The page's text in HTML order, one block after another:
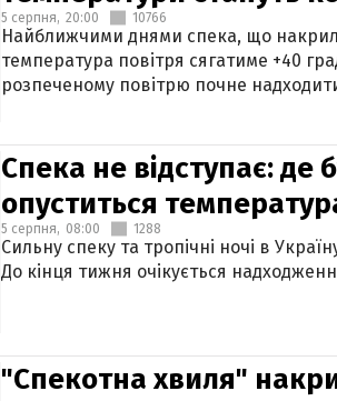
5 серпня, 20:00 10766
Найближчими днями спека, що
температура повітря сягатиме +40
розпеченому повітрю почне
Спека не відступає: де
опуститься
5 серпня, 08:00 1288
Сильну спеку та тропічні ночі в
До кінця тижня очікується
"Спекотна хвиля"